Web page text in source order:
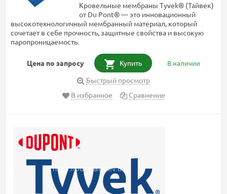
Кровельные мембраны Tyvek® (Тайвек)
от Du Pont® — это инновационный
высокотехнологичный мембранный материал, который
сочетает в себе прочность, защитные свойства и высокую
паропроницаемость.
Цена по запросу Купить В наличии
Быстрый просмотр
В избранное
Сравнение